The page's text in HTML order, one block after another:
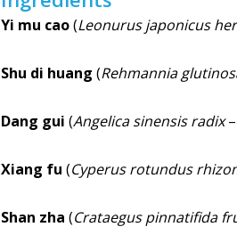
Yi mu cao(Leonurus japonicus
Shu di huang (Rehmannia
Dang gui (Angelica sinensis radix–
Xiang fu (Cyperus rotundus
Shan zha (Crataegus pinnatifida